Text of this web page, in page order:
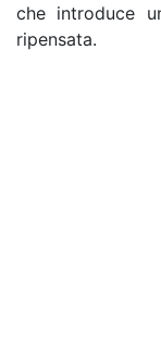
che introduce
ripensata.